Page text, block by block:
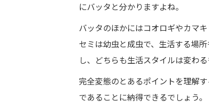
にバッタと分かりますよね。
バッタのほかにはコオロギやカマ
セミは幼虫と成虫で、生活する場
し、どちらも生活スタイルは変わ
完全変態のとあるポイントを理解
であることに納得できるでしょう。